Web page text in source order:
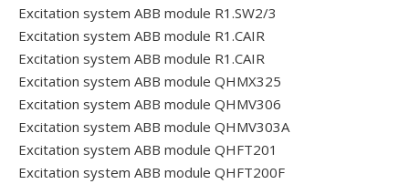
Excitation system ABB module R1.SW2/3
Excitation system ABB module R1.CAIR
Excitation system ABB module R1.CAIR
Excitation system ABB module QHMX325
Excitation system ABB module QHMV306
Excitation system ABB module QHMV303A
Excitation system ABB module QHFT201
Excitation system ABB module QHFT200F